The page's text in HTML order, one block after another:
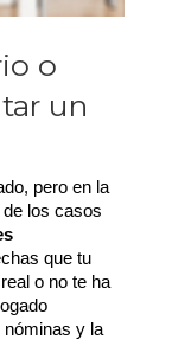
o
un
pero en la
los casos
que tu
o no te ha
nóminas y la